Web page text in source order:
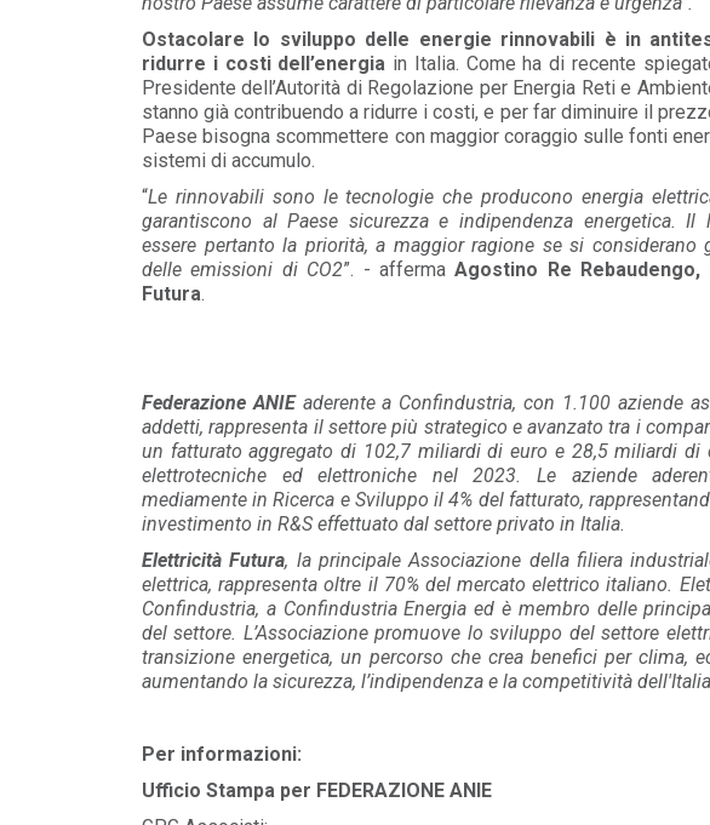
Ostacolare lo sviluppo delle energie rinnovabili è in
ridurre i costi dell’energia in Italia. Come ha di recente
Presidente dell’Autorità di Regolazione per Energia Reti e
stanno già contribuendo a ridurre i costi, e per far diminuire il
Paese bisogna scommettere con maggior coraggio sulle fonti
sistemi di accumulo.
“Le rinnovabili sono le tecnologie che producono energia
garantiscono al Paese sicurezza e indipendenza energetica. Il
essere pertanto la priorità, a maggior ragione se si
delle emissioni di CO2”. - afferma Agostino Re
Futura.
Federazione ANIE aderente a Confindustria, con 1.100 aziende
addetti, rappresenta il settore più strategico e avanzato tra i
un fatturato aggregato di 102,7 miliardi di euro e 28,5 miliardi di
elettrotecniche ed elettroniche nel 2023. Le aziende
mediamente in Ricerca e Sviluppo il 4% del fatturato,
investimento in R&S effettuato dal settore privato in Italia.
Elettricità Futura, la principale Associazione della filiera
elettrica, rappresenta oltre il 70% del mercato elettrico italiano.
Confindustria, a Confindustria Energia ed è membro delle
del settore. L’Associazione promuove lo sviluppo del settore
transizione energetica, un percorso che crea benefici per clima,
aumentando la sicurezza, l’indipendenza e la competitività
Per informazioni:
Ufficio Stampa per FEDERAZIONE ANIE
della Bacheca PPA e ruolo del
GSE come garante...
LEGGI DI PIÙ
POLICY
Aggiornamento Allegato A.18 e
Capitolo 1A del Codice di Rete
LEGGI DI PIÙ
LEGGI
FILO
GSE:
LEGGI DI